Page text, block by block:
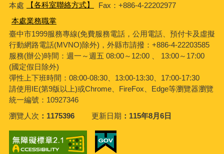
本處
【各科室聯絡方式】
Fax：+886-4-22202977
本處業務職掌
臺中市1999服務專線(免費服務電話，公用電話、預付卡及虛擬
行動網路電話(MVNO)除外)，外縣市請撥：+886-4-22203585
服務(辦公)時間：週一～週五 08:00～12:00 、 13:00～17:00
(國定假日除外)
彈性上下班時間：08:00-08:30、13:00-13:30、17:00-17:30
請使用IE(第9版以上)或Chrome、FireFox、Edge等瀏覽器瀏覽
統一編號：10927346
瀏覽人次
1175396 更新日期 115年8月6日